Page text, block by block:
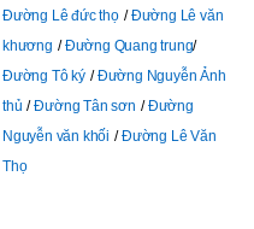
Đường Lê đức thọ
Đường Lê văn
khương
Đường Quang trung
Đường Tô ký
Đường Nguyễn Ảnh
thủ
Đường Tân sơn
Đường
Nguyễn văn khối
Đường Lê Văn
Thọ